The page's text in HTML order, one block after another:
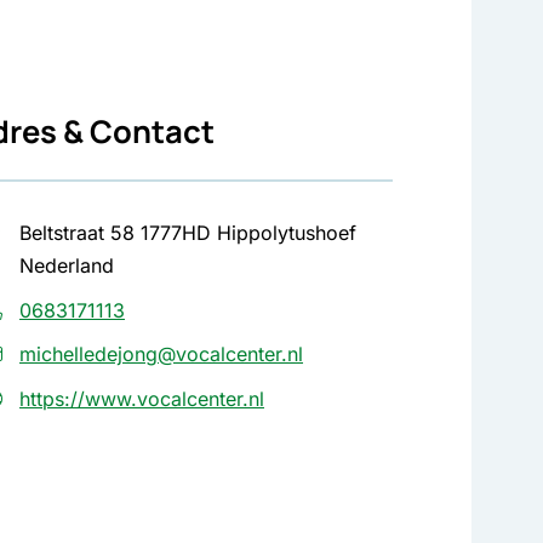
& Contact
Beltstraat 58 1777HD Hippolytushoef
Nederland
0683171113
michelledejong@vocalcenter.nl
https://www.vocalcenter.nl